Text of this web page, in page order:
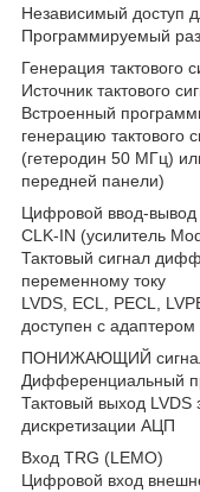
Независимый доступ
Программируемый
Генерация
Источник тактового
Встроенный
генерацию тактового
(гетеродин 50 МГц)
передней панели)
Цифровой ввод-
CLK-IN (усилитель
Тактовый сигнал
переменному току
LVDS, ECL, PECL,
доступен с
ПОНИЖАЮЩИЙ
Дифференциальный
Тактовый выход LVDS
дискретизации АЦП
Вход TRG (LEMO)
Цифровой вход